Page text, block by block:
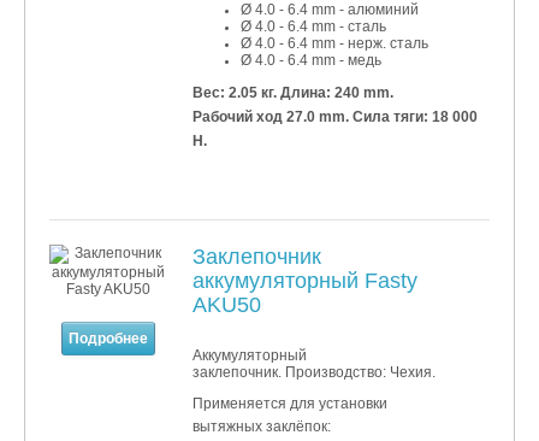
Ø 4.0 - 6.4 mm - алюминий
Ø 4.0- 6.4 mm - сталь
Ø 4.0- 6.4 mm - нерж. сталь
Ø 4.0- 6.4 mm - медь
Вес: 2.05 кг. Длина: 240 mm.
Рабочий ход 27.0 mm. Сила тяги: 18 000
Н.
Подробнее
Заклепочник
аккумуляторный Fasty
AKU50
Аккумуляторный
заклепочник. Производство: Чехия.
Применяется для установки
вытяжных заклёпок: